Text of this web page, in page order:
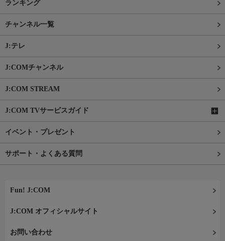
ランキング
チャンネル一覧
J:テレ
J:COMチャンネル
J:COM STREAM
J:COM TVサービスガイド
イベント・プレゼント
サポート・よくある質問
Fun! J:COM
J:COM オフィシャルサイト
お問い合わせ